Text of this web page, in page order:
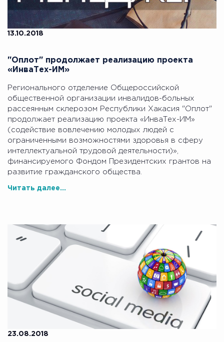
13.10.2018
"Оплот" продолжает реализацию проекта
«ИнваТех-ИМ»
Регионального отделение Общероссийской
общественной организации инвалидов-больных
рассеянным склерозом Республики Хакасия "Оплот"
продолжает реализацию проекта «ИнваТех-ИМ»
(содействие вовлечению молодых людей с
ограниченными возможностями здоровья в сферу
интеллектуальной трудовой деятельности)»,
финансируемого Фондом Президентских грантов на
развитие гражданского общества.
Читать далее...
23.08.2018